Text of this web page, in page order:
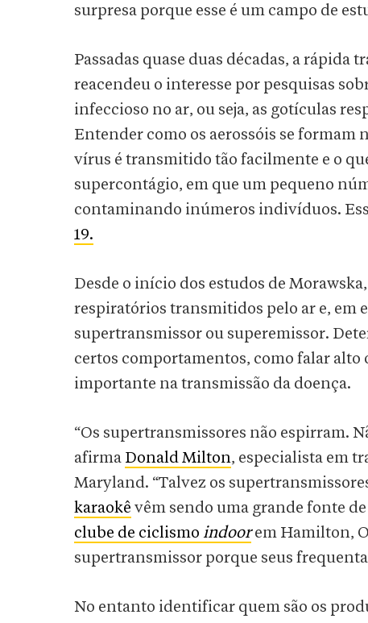
surpresa porque esse é um campo de
Passadas quase duas décadas, a rápida
reacendeu o interesse por pesquisas
infeccioso no ar, ou seja, as gotículas
Entender como os aerossóis se formam
vírus é transmitido tão facilmente e o
supercontágio, em que um pequeno
contaminando inúmeros indivíduos.
19.
Desde o início dos estudos de
respiratórios transmitidos pelo ar e, em
supertransmissor ou superemissor.
certos comportamentos, como falar
importante na transmissão da doença.
“Os supertransmissores não espirram.
afirma Donald Milton, especialista em
Maryland. “Talvez os
karaokê vêm sendo uma grande fonte
clube de ciclismo indoorem Hamilton,
supertransmissor porque seus
No entanto identificar quem são os